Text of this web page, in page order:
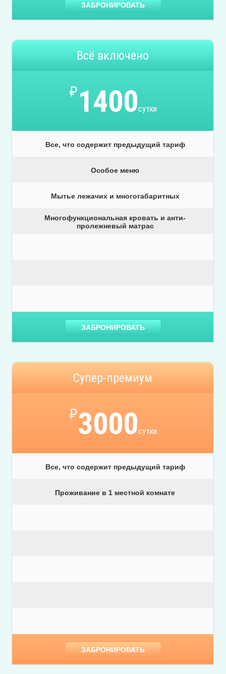
ЗАБРОНИРОВАТЬ
Всё включено
₽1400сутки
Все, что содержит предыдущий тариф
Особое меню
Мытье лежачих и многогабаритных
Многофункциональная кровать и анти-
пролежневый матрас
ЗАБРОНИРОВАТЬ
Супер-премиум
₽3000сутки
Все, что содержит предыдущий тариф
Проживание в 1 местной комнате
ЗАБРОНИРОВАТЬ